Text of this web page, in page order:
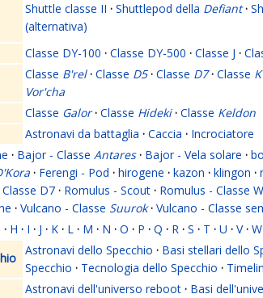
Shuttle classe II · Shuttlepod della Defiant ·
(alternativa)
Classe DY-100 · Classe DY-500 · Classe J ·
Classe B'rel · Classe D5 · Classe D7 · Classe
Vor'cha
Classe Galor · Classe Hideki · Classe Keldon
Astronavi da battaglia · Caccia · Incrociatore
· Bajor - Classe Antares · Bajor - Vela solare ·
· Ferengi - Pod · hirogene · kazon · klingon ·
D7 · Romulus - Scout · Romulus - Classe
· Vulcano - Classe Suurok · Vulcano - Classe
· H · I · J · K · L · M · N · O · P · Q · R · S · T · U · V · W
Astronavi dello Specchio · Basi stellari dello
Specchio · Tecnologia dello Specchio ·
Astronavi dell'universo reboot · Basi